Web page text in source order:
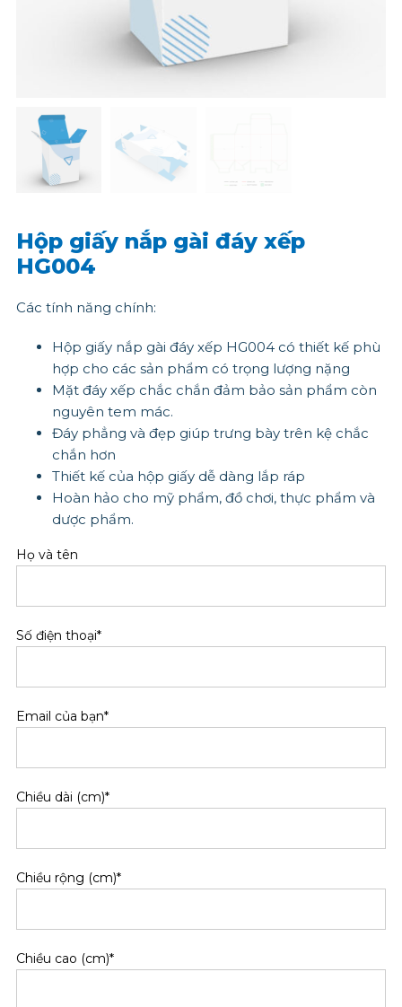
Hộp giấy nắp gài đáy xếp
HG004
Các tính năng chính:
Hộp giấy nắp gài đáy xếp HG004 có thiết kế phù
hợp cho các sản phẩm có trọng lượng nặng
Mặt đáy xếp chắc chắn đảm bảo sản phẩm còn
nguyên tem mác.
Đáy phẳng và đẹp giúp trưng bày trên kệ chắc
chắn hơn
Thiết kế của hộp giấy dễ dàng lắp ráp
Hoàn hảo cho mỹ phẩm, đồ chơi, thực phẩm và
dược phẩm.
Họ và tên
Số điện thoại*
Email của bạn*
Chiều dài (cm)*
Chiều rộng (cm)*
Chiều cao (cm)*